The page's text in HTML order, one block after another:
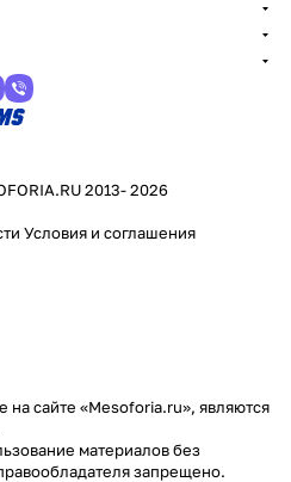
2013- 2026
Условия и соглашения
сайте «Mesoforia.ru», являются
материалов без
запрещено.